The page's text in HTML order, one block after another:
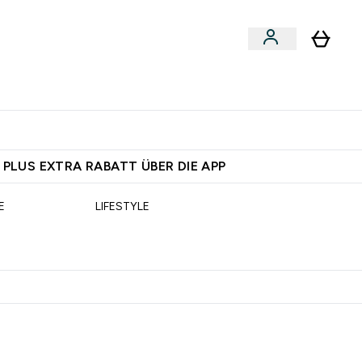
EXTRA RABATT ÜBER DIE APP
LIFESTYLE